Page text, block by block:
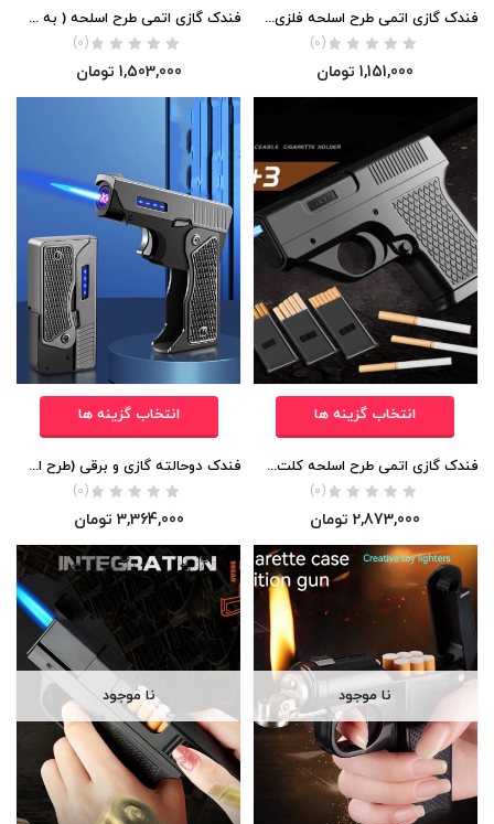
فندک گازی اتمی طرح اسلحه فلزى برند Focus اورجینال
(0)
1,151,000 تومان
فندک گازی اتمی طرح اسلحه ( به همراه جعبه سیگار)
(0)
1,503,000 تومان
انتخاب گزینه ها
فندک گازی اتمی طرح اسلحه کلت ( به همراه خشاب) اورجینال
(0)
2,873,000 تومان
انتخاب گزینه ها
فندک دوحالته گازی و برقی (طرح اسلحه کلت) اورجینال
(0)
3,364,000 تومان
نا موجود نا موجود